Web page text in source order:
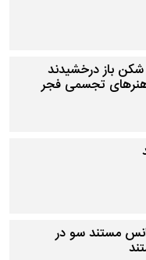
باز درخشیدند
تجسمی فجر
مستند سو در